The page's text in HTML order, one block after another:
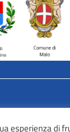
esperienza di